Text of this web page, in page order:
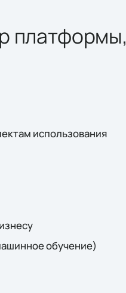
платформы,
использования
обучение)